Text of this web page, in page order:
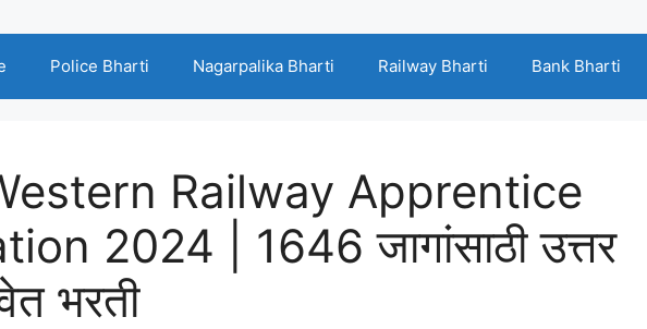
Police Bharti Nagarpalika Bharti Railway Bharti Bank Bharti
Railway Apprentice
2024 | 1646 जागांसाठी उत्तर
भरती